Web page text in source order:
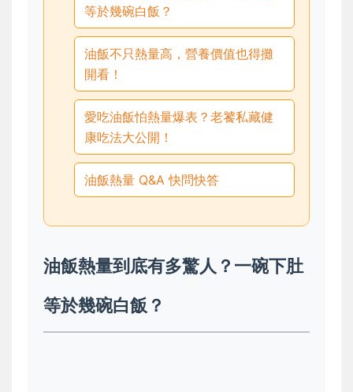
等於幾碗白飯？
油飯不只熱量高，營養價值也得攤
開看！
愛吃油飯怕熱量爆表？老饕私藏健
康吃法大公開！
油飯熱量 Q&A 快問快答
油飯熱量到底有多驚人？一碗下肚
等於幾碗白飯？